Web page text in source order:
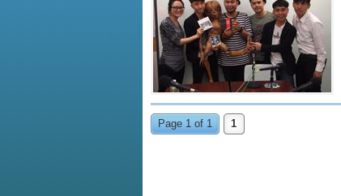
Page 1 of 1 1